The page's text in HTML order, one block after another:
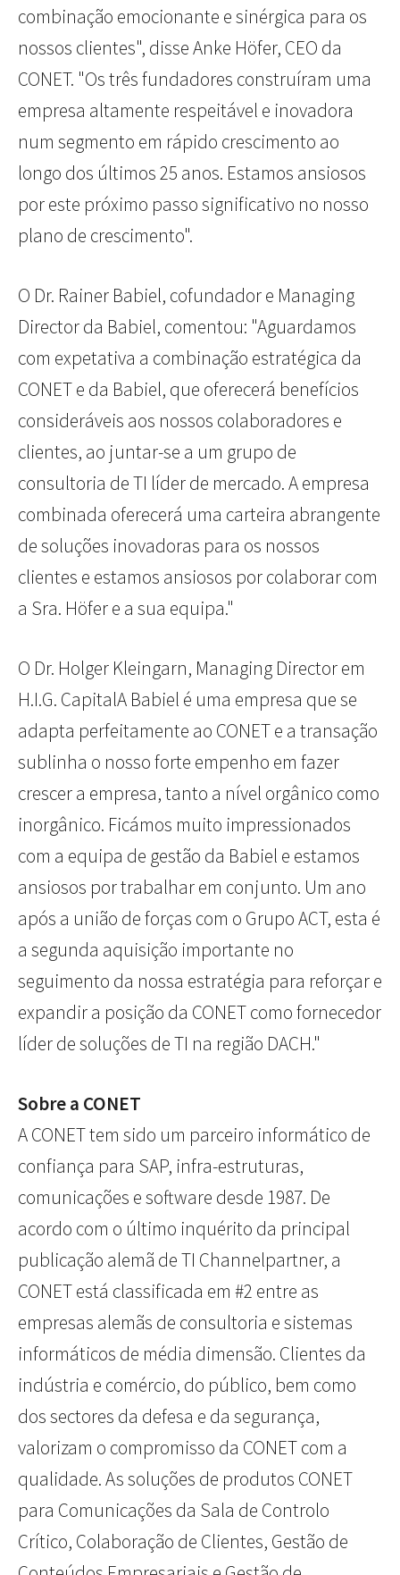
combinação emocionante e sinérgica para os
nossos clientes", disse Anke Höfer, CEO da
CONET. "Os três fundadores construíram uma
empresa altamente respeitável e inovadora
num segmento em rápido crescimento ao
longo dos últimos 25 anos. Estamos ansiosos
por este próximo passo significativo no nosso
plano de crescimento".
O Dr. Rainer Babiel, cofundador e Managing
Director da Babiel, comentou: "Aguardamos
com expetativa a combinação estratégica da
CONET e da Babiel, que oferecerá benefícios
consideráveis aos nossos colaboradores e
clientes, ao juntar-se a um grupo de
consultoria de TI líder de mercado. A empresa
combinada oferecerá uma carteira abrangente
de soluções inovadoras para os nossos
clientes e estamos ansiosos por colaborar com
a Sra. Höfer e a sua equipa."
O Dr. Holger Kleingarn, Managing Director em
H.I.G. CapitalA Babiel é uma empresa que se
adapta perfeitamente ao CONET e a transação
sublinha o nosso forte empenho em fazer
crescer a empresa, tanto a nível orgânico como
inorgânico. Ficámos muito impressionados
com a equipa de gestão da Babiel e estamos
ansiosos por trabalhar em conjunto. Um ano
após a união de forças com o Grupo ACT, esta é
a segunda aquisição importante no
seguimento da nossa estratégia para reforçar e
expandir a posição da CONET como fornecedor
líder de soluções de TI na região DACH."
Sobre a CONET
A CONET tem sido um parceiro informático de
confiança para SAP, infra-estruturas,
comunicações e software desde 1987. De
acordo com o último inquérito da principal
publicação alemã de TI Channelpartner, a
CONET está classificada em #2 entre as
empresas alemãs de consultoria e sistemas
informáticos de média dimensão. Clientes da
indústria e comércio, do público, bem como
dos sectores da defesa e da segurança,
valorizam o compromisso da CONET com a
qualidade. As soluções de produtos CONET
para Comunicações da Sala de Controlo
Crítico, Colaboração de Clientes, Gestão de